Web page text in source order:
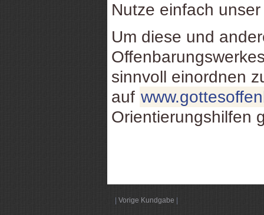
Nutze einfach
Um diese und
sinnvoll einordnen
auf
Orientierungshilfen
Vorige Kundgabe